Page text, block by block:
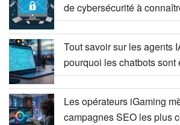
de cybersécurité à
Tout savoir sur les agents
pourquoi les chatbots sont
Les opérateurs iGaming
campagnes SEO les plus